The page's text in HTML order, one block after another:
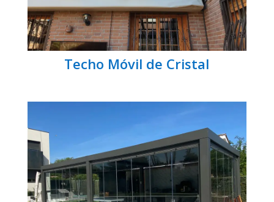
Techo Móvil de Cristal